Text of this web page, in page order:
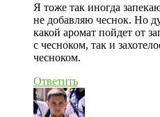
Я тоже так иногда
не добавляю чеснок. Но
какой аромат пойдет от
с чесноком, так и
чесноком.
Ответить